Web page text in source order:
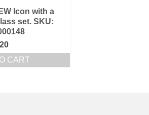
Icon with a
set. SKU:
20
CART